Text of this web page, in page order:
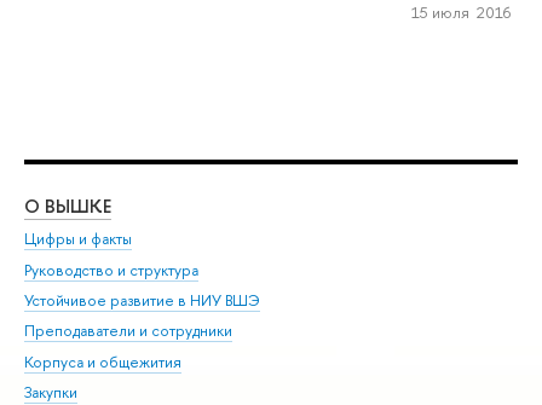
15 июля 2016
О ВЫШКЕ
Цифры и факты
Руководство и структура
Устойчивое развитие в НИУ ВШЭ
Преподаватели и сотрудники
Корпуса и общежития
Закупки